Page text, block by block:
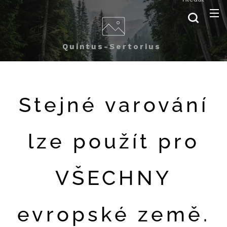
Quintus-Sertorius
Stejné varování
lze použít pro
VŠECHNY
evropské země.